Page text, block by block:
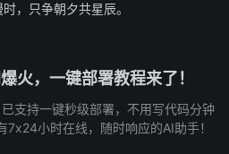
，只争朝夕共星辰。
火，一键部署教程来了！
支持一键秒级部署，不用写代码分钟
小时在线，随时响应的AI助手！